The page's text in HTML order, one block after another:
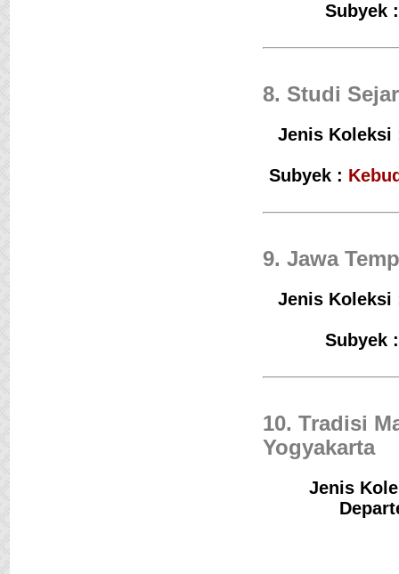
Subyek
8. Studi
Jenis Koleksi
Subyek :
9. Jawa
Jenis Koleksi
Subyek
10. Tradisi
Yogyakarta
Jenis